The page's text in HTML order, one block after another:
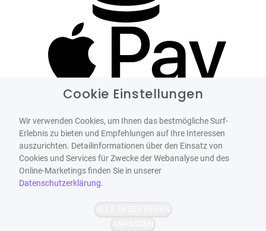
Cookie Einstellungen
Wir verwenden Cookies, um Ihnen das bestmögliche Surf-
Erlebnis zu bieten und Empfehlungen auf Ihre Interessen
auszurichten. Detailinformationen über den Einsatz von
Cookies und Services für Zwecke der Webanalyse und des
Online-Marketings finden Sie in unserer
Datenschutzerklärung.
ALLE AKZEPTIEREN
ANPASSEN